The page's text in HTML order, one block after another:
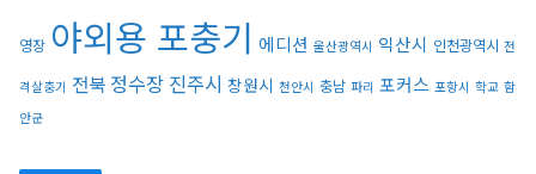
영장 야외용 포충기 에디션 울산광역시 익산시 인천광역시 전
격살충기 전북 정수장 진주시 창원시 천안시 충남 파리 포커스 포항시 학교 함
안군